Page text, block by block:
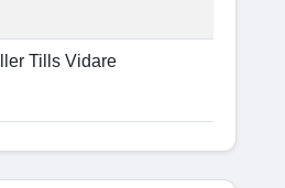
Tills Vidare